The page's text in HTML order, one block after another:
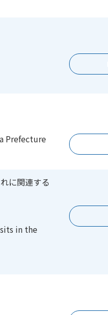
Prefecture
に関連する
in the